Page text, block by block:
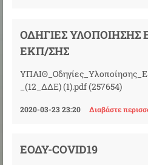
ΟΔΗΓΊΕΣ ΥΛΟΠΟΊΗΣΗΣ
ΕΚΠ/ΣΗΣ
_(12_ΔΔΕ) (1).pdf (257654)
2020-03-23 23:20 Διαβάστε
ΕΟΔΥ-COVID19